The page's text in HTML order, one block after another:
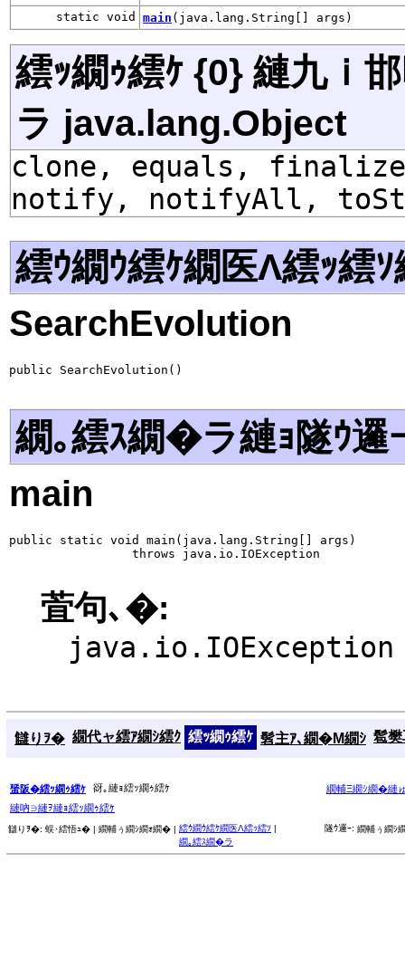
static void main (java.lang.String[] args)
繧ｯ繝ｩ繧ｹ {0} 縺九ｉ
ラ java.lang.Object
clone, equals,
notify, notifyAll,
繧ｳ繝ｳ繧ｹ繝医Λ繧ｯ繧ｿ
SearchEvolution
public SearchEvolution()
繝｡繧ｽ繝�ラ縺ｮ隧ｳ邏
main
public static void main(java.lang.String[] args)
                 throws java.io.IOException
萓句､�:
java.io.IOException
讎りｦ� 繝代ャ繧ｱ繝ｼ繧ｸ 繧ｯ繝ｩ繧ｹ 髫主ｱ､繝�Μ繝ｼ 髱
蜑阪�繧ｯ繝ｩ繧ｹ 谺｡縺ｮ繧ｯ繝ｩ繧ｹ
繝輔Ξ繝ｼ繝�縺
縺吶∋縺ｦ縺ｮ繧ｯ繝ｩ繧ｹ
讎りｦ�: 蜈･繧悟ｭ� | 繝輔ぅ繝ｼ繝ｫ繝� | 繧ｳ繝ｳ繧ｹ繝医Λ繧ｯ繧ｿ |
繝｡繧ｽ繝�ラ
隧ｳ邏ｰ: 繝輔ぅ繝ｼ